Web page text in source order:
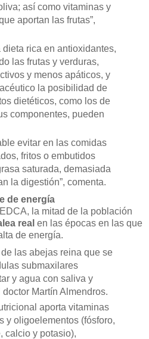
así como vitaminas y
aportan las frutas”,
dieta rica en antioxidantes,
las frutas y verduras,
y menos apáticos, y
la posibilidad de
dietéticos, como los de
componentes, pueden
evitar en las comidas
fritos o embutidos
saturada, demasiada
la digestión”, comenta.
de energía
la mitad de la población
real en las épocas en las que
de energía.
las abejas reina que se
submaxilares
y agua con saliva y
doctor Martín Almendros.
aporta vitaminas
y oligoelementos (fósforo,
calcio y potasio),